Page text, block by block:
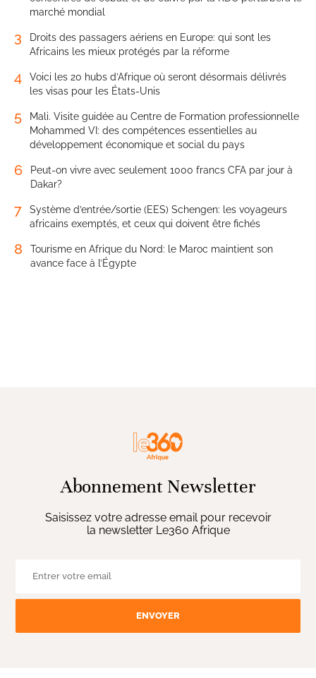
marché mondial
3
Droits des passagers aériens en Europe: qui sont les
Africains les mieux protégés par la réforme
4
Voici les 20 hubs d’Afrique où seront désormais délivrés
les visas pour les États-Unis
5
Mali. Visite guidée au Centre de Formation professionnelle
Mohammed VI: des compétences essentielles au
développement économique et social du pays
6
Peut-on vivre avec seulement 1000 francs CFA par jour à
Dakar?
7
Système d’entrée/sortie (EES) Schengen: les voyageurs
africains exemptés, et ceux qui doivent être fichés
8
Tourisme en Afrique du Nord: le Maroc maintient son
avance face à l’Égypte
Abonnement Newsletter
Saisissez votre adresse email pour recevoir
la newsletter Le360 Afrique
ENVOYER